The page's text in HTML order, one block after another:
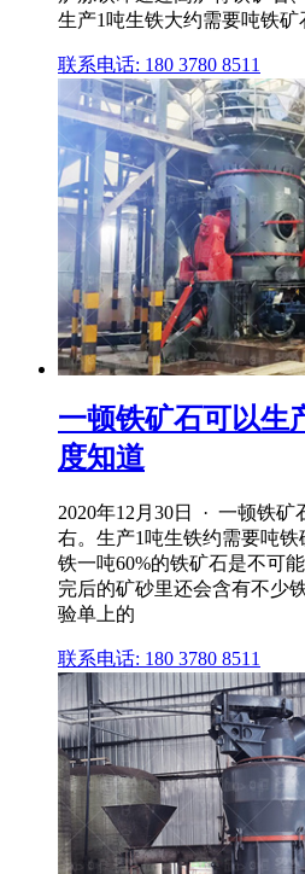
生产1吨生铁大约需要吨铁矿
联系电话: 180 3780 8511
一顿铁矿石可以生
度知道
2020年12月30日 · 一顿铁
右。生产1吨生铁约需要吨
铁一吨60%的铁矿石是不可
完后的矿砂里还会含有不少
验单上的
联系电话: 180 3780 8511